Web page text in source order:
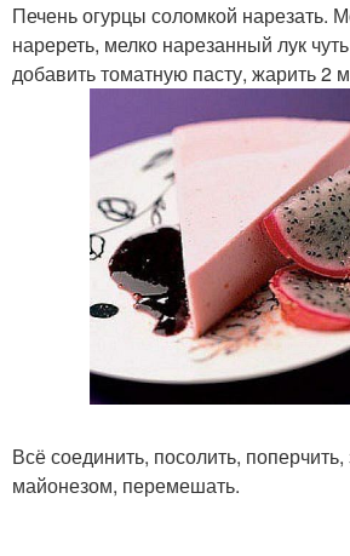
Печень огурцы соломкой нарезать.
наререть, мелко нарезанный лук
добавить томатную пасту, жарить 2
Всё соединить, посолить, поперчить,
майонезом, перемешать.